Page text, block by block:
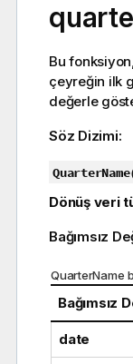
Bu
çeyreğin ilk
değerle
Söz Dizimi:
Dönüş veri
Bağımsız
QuarterName
Bağımsız
date